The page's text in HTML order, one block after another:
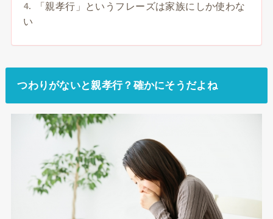
「親孝行」というフレーズは家族にしか使わな
い
つわりがないと親孝行？確かにそうだよね